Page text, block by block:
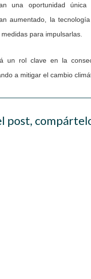
una oportunidad
aumentado, la
para impulsarlas.
un rol clave en la
a mitigar el cambio
post,